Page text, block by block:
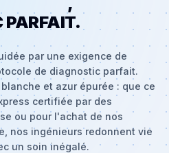
PARFAIT.
par une exigence de
de diagnostic parfait.
et azur épurée : que ce
certifiée par des
ou pour l'achat de nos
nos ingénieurs redonnent vie
un soin inégalé.